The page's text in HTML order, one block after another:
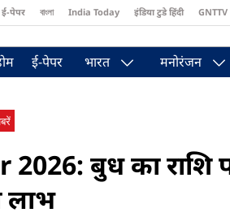
ई-पेपर বাংলা India Today इंडिया टुडे हिंदी GNTTV
ई-पेपर भारत मनोरंजन
बुध का राशि
लाभ